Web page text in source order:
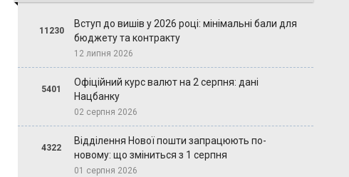
11230
Вступ до вишів у 2026 році: мінімальні бали для
бюджету та контракту
12 липня 2026
5401
Офіційний курс валют на 2 серпня: дані
Нацбанку
02 серпня 2026
4322
Відділення Нової пошти запрацюють по-
новому: що зміниться з 1 серпня
01 серпня 2026